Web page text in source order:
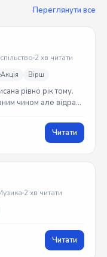
Переглянути все
2 хв читати
Вірш
рівно рік тому.
чином але відразу
Читати
2 хв читати
Читати